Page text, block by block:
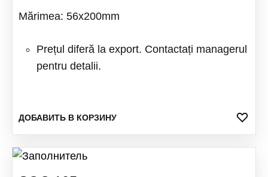
Mărimea: 56x200mm
Prețul diferă la export. Contactați managerul
pentru detalii.
ДОБАВИТЬ В КОРЗИНУ